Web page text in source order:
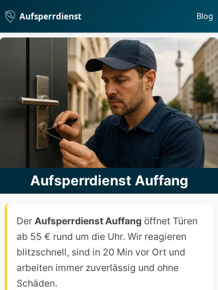
Aufsperrdienst Blog
Aufsperrdienst Auffang
Der Aufsperrdienst Auffang öffnet Türen
ab 55 € rund um die Uhr. Wir reagieren
blitzschnell, sind in 20 Min vor Ort und
arbeiten immer zuverlässig und ohne
Schäden.